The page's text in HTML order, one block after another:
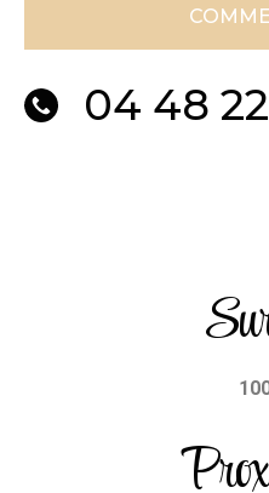
04 48